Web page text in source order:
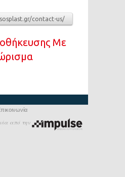
contact-us/
Με
από την